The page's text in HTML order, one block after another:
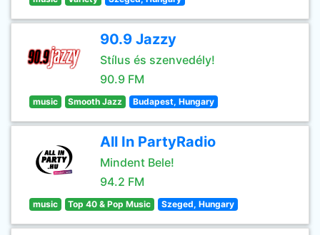
90.9 Jazzy
Stílus és szenvedély!
90.9 FM
music Smooth Jazz Budapest, Hungary
All In PartyRadio
Mindent Bele!
94.2 FM
music Top 40 & Pop Music Szeged, Hungary